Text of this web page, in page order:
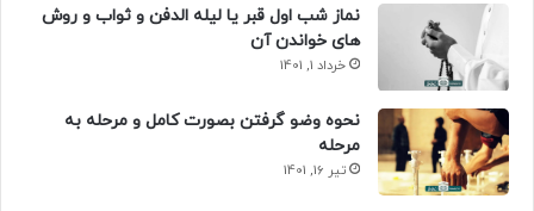
نماز شب اول قبر یا لیله الدفن و ثواب و روش
های خواندن آن
خرداد 1, 1401
نحوه وضو گرفتن بصورت کامل و مرحله به
مرحله
تیر 16, 1401